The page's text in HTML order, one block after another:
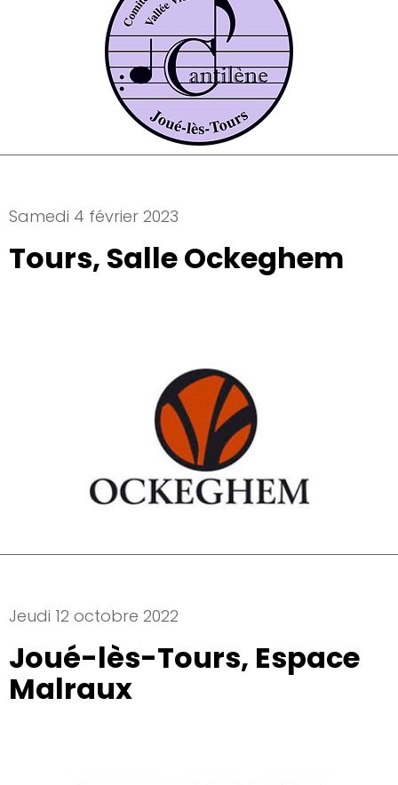
Samedi 4 février 2023
Tours, Salle Ockeghem
Jeudi 12 octobre 2022
Joué-lès-Tours, Espace
Malraux